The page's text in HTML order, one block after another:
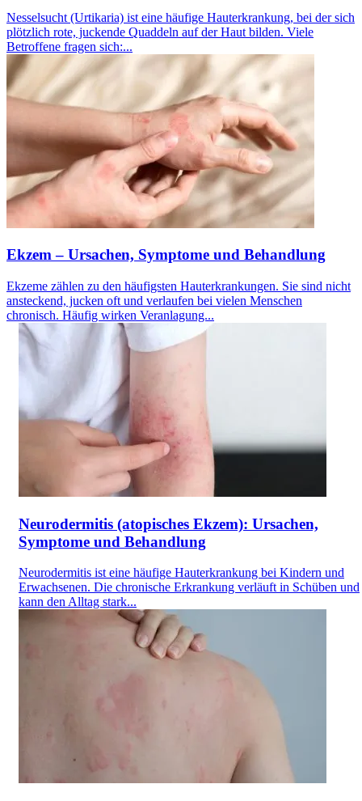
Nesselsucht (Urtikaria) ist eine häufige Hauterkrankung, bei der sich
plötzlich rote, juckende Quaddeln auf der Haut bilden. Viele
Betroffene fragen sich:...
Ekzem – Ursachen, Symptome und Behandlung
Ekzeme zählen zu den häufigsten Hauterkrankungen. Sie sind nicht
ansteckend, jucken oft und verlaufen bei vielen Menschen
chronisch. Häufig wirken Veranlagung...
Neurodermitis (atopisches Ekzem): Ursachen,
Symptome und Behandlung
Neurodermitis ist eine häufige Hauterkrankung bei Kindern und
Erwachsenen. Die chronische Erkrankung verläuft in Schüben und
kann den Alltag stark...